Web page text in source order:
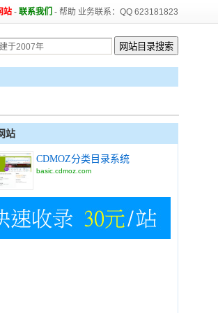
站 - 联系我们 - 帮助 业务联系：QQ 623181823
站
CDMOZ分类目录系统
basic.cdmoz.com